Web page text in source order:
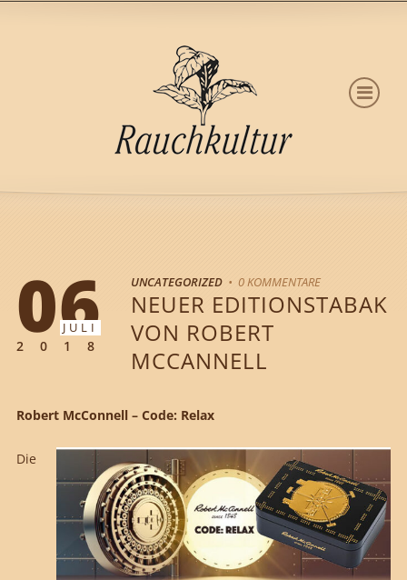
06
JULI
2018
UNCATEGORIZED• 0 KOMMENTARE
NEUER EDITIONSTABAK
VON ROBERT
MCCANNELL
Robert McConnell – Code: Relax
Die